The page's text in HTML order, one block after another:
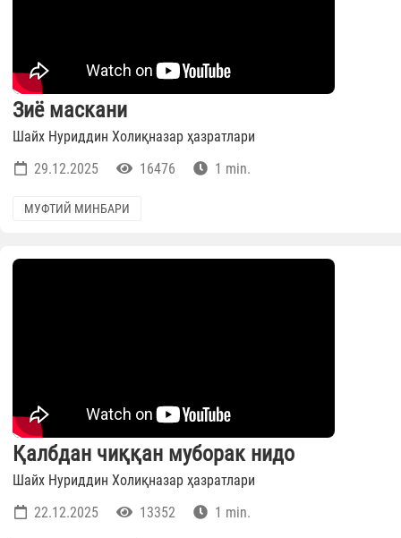
Зиё маскани
Шайх Нуриддин Холиқназар ҳазратлари
29.12.2025
16476 1 min.
МУФТИЙ МИНБАРИ
Қалбдан чиққан муборак нидо
Шайх Нуриддин Холиқназар ҳазратлари
22.12.2025
13352 1 min.